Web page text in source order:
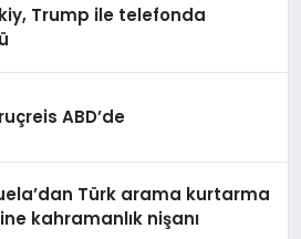
Trump ile telefonda
ABD’de
Türk arama kurtarma
kahramanlık nişanı